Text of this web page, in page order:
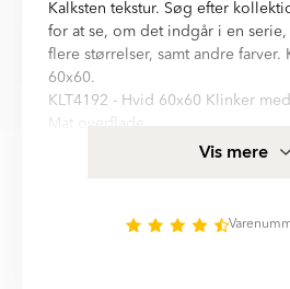
Asger Wiborg
Kalksten tekstur. Søg efter
for at se, om det indgår i en
flere størrelser, samt andre farver.
60x60.
KLT4192 - Hvid 60x60 Klinker
Mat overflade.
Frostsikker og tåler gulvvarme er
Vis mere